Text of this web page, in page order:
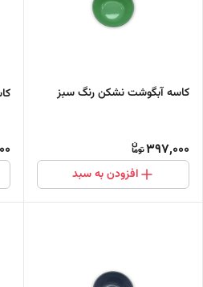
کاسه آبگوشت نشکن رنگ سبز
397,000
افزودن به سبد